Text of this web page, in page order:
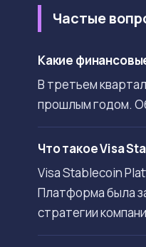
Частые
Какие
В третьем
прошлым годом.
Что такое Visa
Visa Stablecoin
Платформа была
стратегии